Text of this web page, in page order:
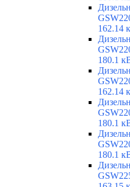
162.14
180.1
162.14
180.1
180.1